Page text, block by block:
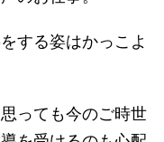
する姿はかっこよ
っても今のご時世